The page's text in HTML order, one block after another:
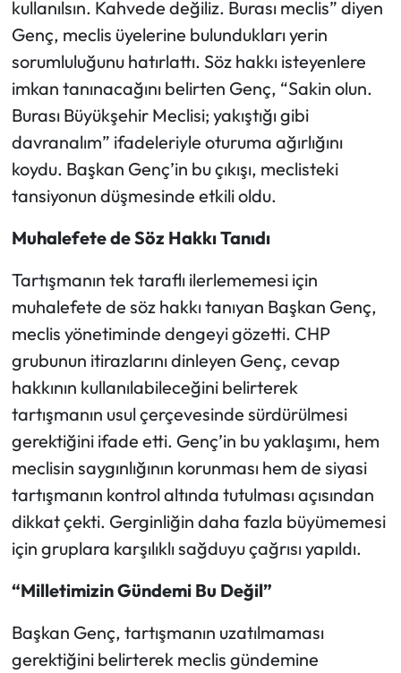
kullanılsın. Kahvede değiliz. Burası meclis” diyen
Genç, meclis üyelerine bulundukları yerin
sorumluluğunu hatırlattı. Söz hakkı isteyenlere
imkan tanınacağını belirten Genç, “Sakin olun.
Burası Büyükşehir Meclisi; yakıştığı gibi
davranalım” ifadeleriyle oturuma ağırlığını
koydu. Başkan Genç’in bu çıkışı, meclisteki
tansiyonun düşmesinde etkili oldu.
Muhalefete de Söz Hakkı Tanıdı
Tartışmanın tek taraflı ilerlememesi için
muhalefete de söz hakkı tanıyan Başkan Genç,
meclis yönetiminde dengeyi gözetti. CHP
grubunun itirazlarını dinleyen Genç, cevap
hakkının kullanılabileceğini belirterek
tartışmanın usul çerçevesinde sürdürülmesi
gerektiğini ifade etti. Genç’in bu yaklaşımı, hem
meclisin saygınlığının korunması hem de siyasi
tartışmanın kontrol altında tutulması açısından
dikkat çekti. Gerginliğin daha fazla büyümemesi
için gruplara karşılıklı sağduyu çağrısı yapıldı.
“Milletimizin Gündemi Bu Değil”
Başkan Genç, tartışmanın uzatılmaması
gerektiğini belirterek meclis gündemine